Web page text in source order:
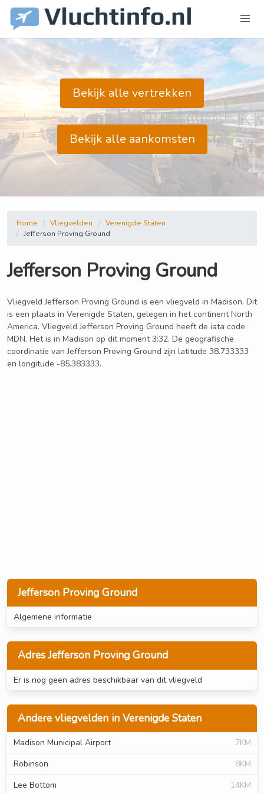
Bekijk alle vertrekken
Bekijk alle aankomsten
Jefferson Proving Ground
Algemene informatie
Adres Jefferson Proving Ground
Er is nog geen adres beschikbaar van dit vliegveld
Andere vliegvelden in Verenigde Staten
Madison Municipal Airport
7KM
Robinson
8KM
Lee Bottom
14KM
Home Vliegvelden
Verenigde Staten
Jefferson Proving Ground
Jefferson Proving Ground
Vliegveld Jefferson Proving Ground is een vliegveld in Madison. Dit
is een plaats in Verenigde Staten, gelegen in het continent North
America. Vliegveld Jefferson Proving Ground heeft de iata code
MDN. Het is in Madison op dit moment 3:32. De geografische
coordinatie van Jefferson Proving Ground zijn latitude 38.733333
en longitude -85.383333.